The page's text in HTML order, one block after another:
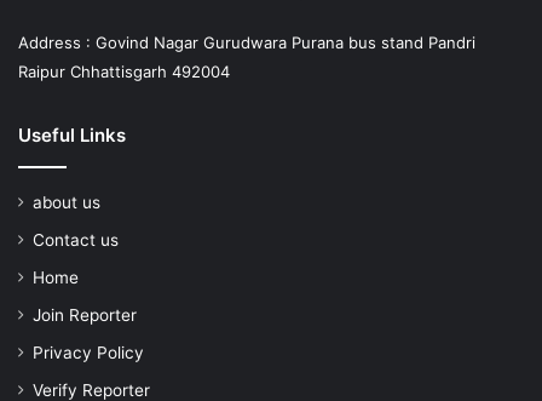
Address : Govind Nagar Gurudwara Purana bus stand Pandri
Raipur Chhattisgarh 492004
Useful Links
about us
Contact us
Home
Join Reporter
Privacy Policy
Verify Reporter